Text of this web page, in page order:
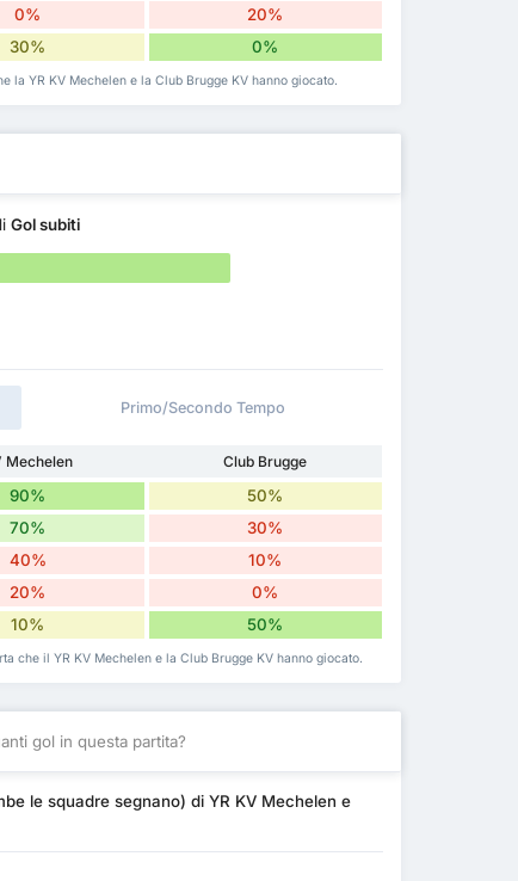
0% 20%
30% 0%
la YR KV Mechelen e la Club Brugge KV hanno giocato.
Gol subiti
Primo/Secondo Tempo
Mechelen
Club Brugge
90% 50%
70% 30%
40% 10%
20% 0%
10% 50%
che il YR KV Mechelen e la Club Brugge KV hanno giocato.
gol in questa partita?
le squadre segnano) di YR KV Mechelen e